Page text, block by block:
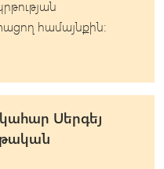
համայնքին։
Սերգեյ